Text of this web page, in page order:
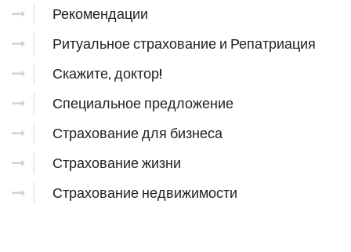
Рекомендации
Ритуальное страхование и Репатриация
Скажите, доктор!
Специальное предложение
Страхование для бизнеса
Страхование жизни
Страхование недвижимости